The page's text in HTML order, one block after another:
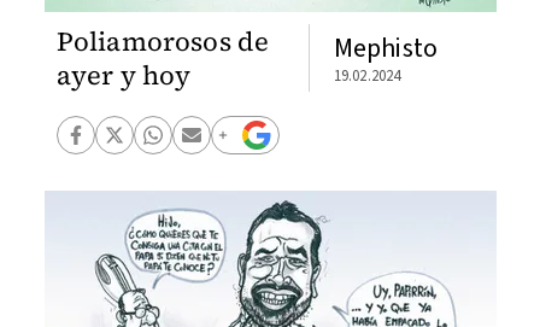
Poliamorosos de
ayer y hoy
Mephisto
19.02.2024